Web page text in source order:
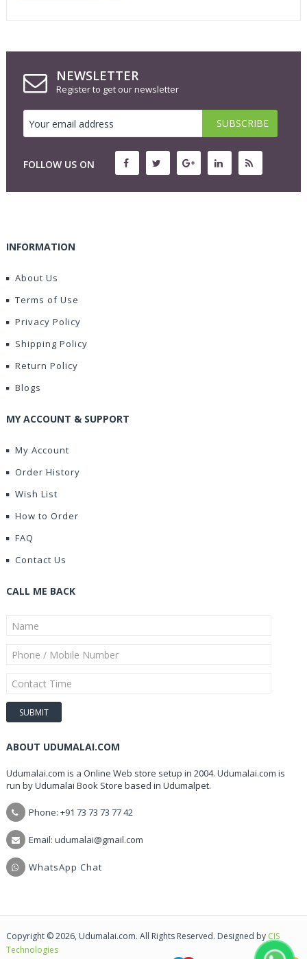
NEWSLETTER
Register to get our newsletter
FOLLOW US ON
INFORMATION
About Us
Terms of Use
Privacy Policy
Shipping Policy
Return Policy
Blogs
MY ACCOUNT & SUPPORT
My Account
Order History
Wish List
How to Order
FAQ
Contact Us
CALL ME BACK
ABOUT UDUMALAI.COM
Udumalai.com is a Online Web store setup in 2004. Udumalai.com is
run by Udumalai Book Store based in Udumalpet.
Phone: +91 73 73 73 77 42
Email: udumalai@gmail.com
WhatsApp Chat
Copyright © 2026, Udumalai.com. All Rights Reserved. Designed by CIS
Technologies